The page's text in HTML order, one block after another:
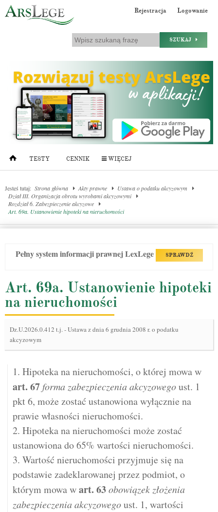
Rejestracja Logowanie
SZUKAJ
TESTY CENNIK WIĘCEJ
Jesteś tutaj: Strona główna Akty prawne
Ustawa o podatku akcyzowym
Dział III. Organizacja obrotu wyrobami akcyzowymi
Rozdział 6. Zabezpieczenie akcyzowe
Art. 69a. Ustanowienie hipoteki na nieruchomości
Pełny system informacji prawnej LexLege SPRAWDŹ
Art. 69a. Ustanowienie hipoteki
na nieruchomości
Dz.U.2026.0.412 t.j.-Ustawa z dnia 6 grudnia 2008 r. o podatku
akcyzowym
1. Hipoteka na nieruchomości, o której mowa w
art. 67 forma zabezpieczenia akcyzowegoust. 1
pkt 6, może zostać ustanowiona wyłącznie na
prawie własności nieruchomości.
2. Hipoteka na nieruchomości może zostać
ustanowiona do 65% wartości nieruchomości.
3. Wartość nieruchomości przyjmuje się na
podstawie zadeklarowanej przez podmiot, o
którym mowa wart. 63obowiązek złożenia
zabezpieczenia akcyzowegoust. 1, wartości